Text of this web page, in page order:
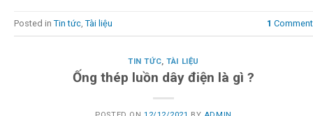
Posted in Tin tức Tài liệu 1 Comment
TIN TỨC,TÀI LIỆU
Ống thép luồn dây điện là gì ?